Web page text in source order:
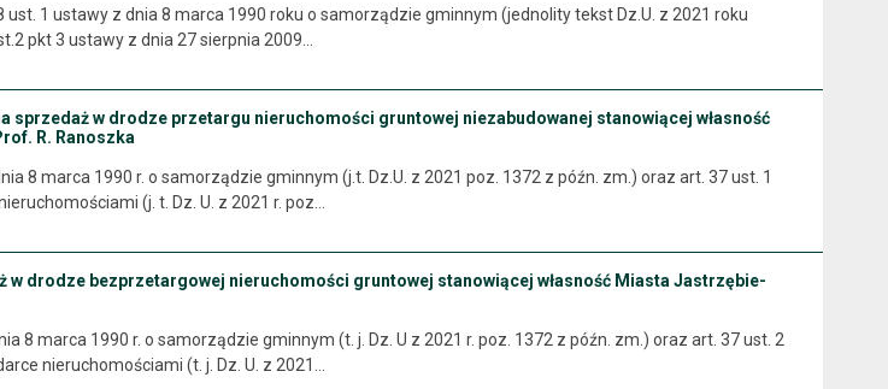
ust. 1 ustawy z dnia 8 marca 1990 roku o samorządzie gminnym (jednolity tekst Dz.U. z 2021 roku
pkt 3 ustawy z dnia 27 sierpnia 2009…
sprzedaż w drodze przetargu nieruchomości gruntowej niezabudowanej stanowiącej własność
R. Ranoszka
8 marca 1990 r. o samorządzie gminnym (j.t. Dz.U. z 2021 poz. 1372 z późn. zm.) oraz art. 37 ust. 1
(j. t. Dz. U. z 2021 r. poz…
w drodze bezprzetargowej nieruchomości gruntowej stanowiącej własność Miasta Jastrzębie-
8 marca 1990 r. o samorządzie gminnym (t. j. Dz. U z 2021 r. poz. 1372 z późn. zm.) oraz art. 37 ust. 2
nieruchomościami (t. j. Dz. U. z 2021…